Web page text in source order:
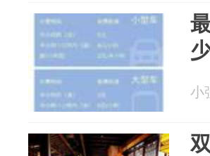
小